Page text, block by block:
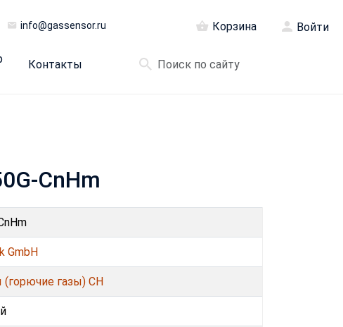
info@gassensor.ru Корзина Войти
Контакты
CnHm
GmbH
газы) CH